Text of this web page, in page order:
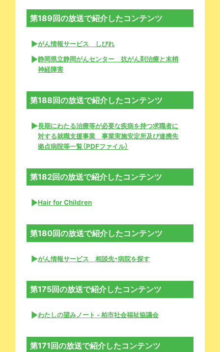
第189回の放送で紹介したコンテンツ
がん情報サービス しびれ
静岡県立静岡がんセンター 抗がん剤治療と末梢
神経障害
第188回の放送で紹介したコンテンツ
長期にわたる治療等が必要な疾病を持つ求職者に
対する就職支援事業 事業実施安定所及び連携先
拠点病院等一覧（PDFファイル）
第182回の放送で紹介したコンテンツ
Hair for Children
第180回の放送で紹介したコンテンツ
がん情報サービス 相談先・病院を探す
第175回の放送で紹介したコンテンツ
わたしの望みノート - 柏市社会福祉協議会
第171回の放送で紹介したコンテンツ